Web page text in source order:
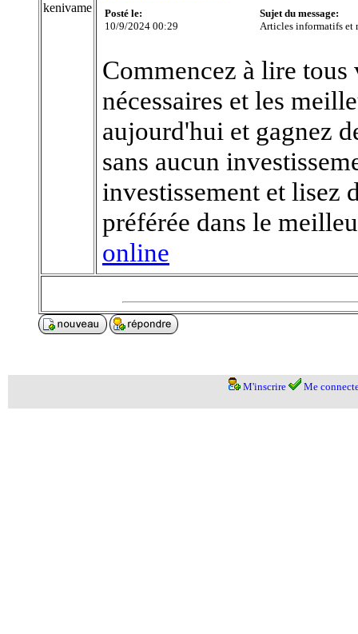
kenivame
Posté le:
10/9/2024 00:29
Sujet du message:
Articles informatifs et
Commencez à lire
nécessaires et les
aujourd'hui et gagnez
sans aucun
investissement et lisez
préférée dans le
online
M'inscrire Me